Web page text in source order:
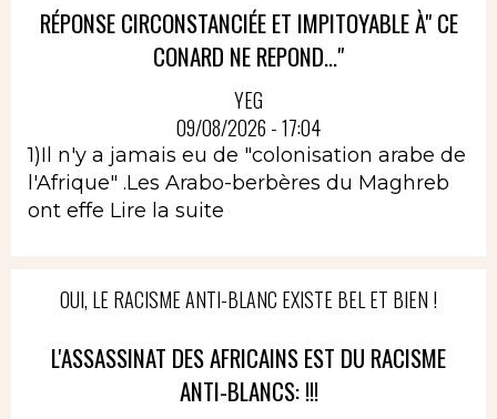
RÉPONSE CIRCONSTANCIÉE ET IMPITOYABLE À" CE
CONARD NE REPOND..."
YEG
09/08/2026 - 17:04
1)Il n'y a jamais eu de "colonisation arabe de
l'Afrique" .Les Arabo-berbères du Maghreb
ont effe Lire la suite
OUI, LE RACISME ANTI-BLANC EXISTE BEL ET BIEN !
L'ASSASSINAT DES AFRICAINS EST DU RACISME
ANTI-BLANCS: !!!